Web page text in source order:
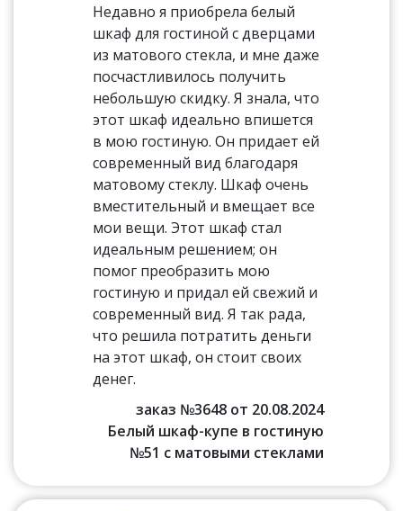
Недавно я приобрела белый
шкаф для гостиной с дверцами
из матового стекла, и мне даже
посчастливилось получить
небольшую скидку. Я знала, что
этот шкаф идеально впишется
в мою гостиную. Он придает ей
современный вид благодаря
матовому стеклу. Шкаф очень
вместительный и вмещает все
мои вещи. Этот шкаф стал
идеальным решением; он
помог преобразить мою
гостиную и придал ей свежий и
современный вид. Я так рада,
что решила потратить деньги
на этот шкаф, он стоит своих
денег.
заказ №3648 от 20.08.2024
Белый шкаф-купе в гостиную
№51 с матовыми стеклами